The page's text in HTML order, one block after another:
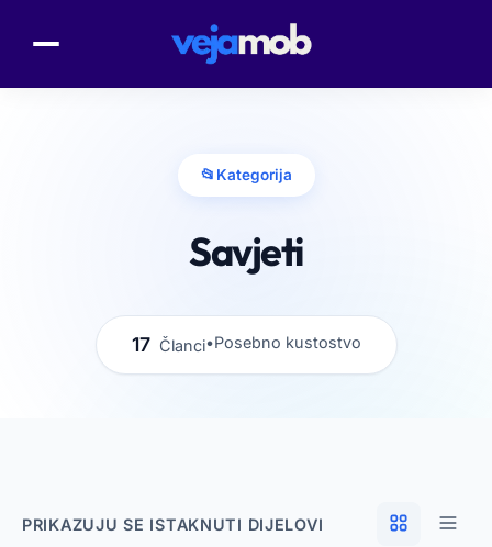
📂 Kategorija
Savjeti
17 Članci•Posebno kustostvo
PRIKAZUJU SE ISTAKNUTI DIJELOVI